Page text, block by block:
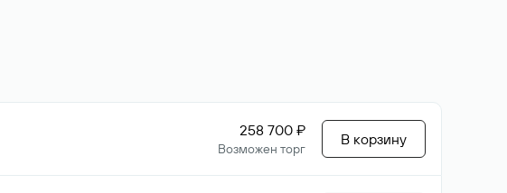
258 700 ₽
Возможен торг
В корзину